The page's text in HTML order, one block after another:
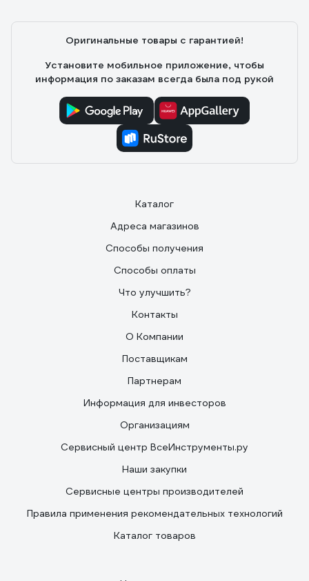
Оригинальные товары с гарантией!
Установите мобильное приложение, чтобы
информация по заказам всегда была под рукой
Каталог
Адреса магазинов
Способы получения
Способы оплаты
Что улучшить?
Контакты
О Компании
Поставщикам
Партнерам
Информация для инвесторов
Организациям
Сервисный центр ВсеИнструменты.ру
Наши закупки
Сервисные центры производителей
Правила применения рекомендательных технологий
Каталог товаров